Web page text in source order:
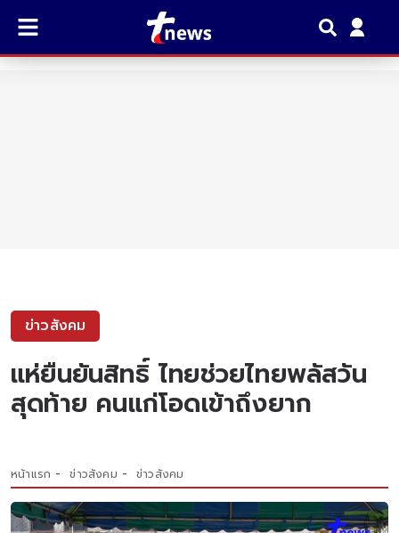
ข่าวสังคม
แห่ยืนยันสิทธิ์ ไทยช่วยไทยพลัสวัน
สุดท้าย คนแก่โอดเข้าถึงยาก
หน้าแรก ข่าวสังคม ข่าวสังคม